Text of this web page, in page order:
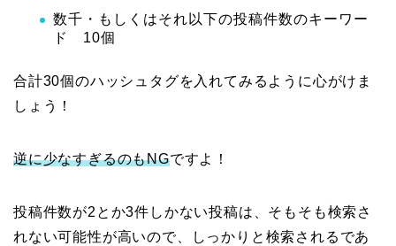
数千・もしくはそれ以下の投稿件数のキーワー
ド 10個
合計30個のハッシュタグを入れてみるように心がけま
しょう！
逆に少なすぎるのもNGですよ！
投稿件数が2とか3件しかない投稿は、そもそも検索さ
れない可能性が高いので、しっかりと検索されるであ